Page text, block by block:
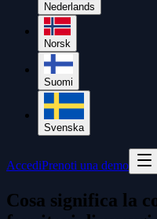
Nederlands
Norsk
Suomi
Svenska
AccediPrenoti una demo
Cosa significa la